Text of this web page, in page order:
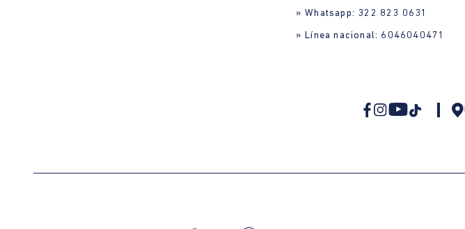
» Whatsapp: 322 823 0631
» Línea nacional: 6046040471